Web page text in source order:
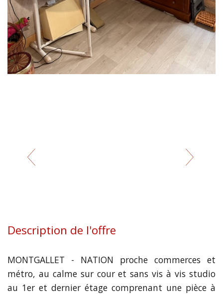
Description de l'offre
MONTGALLET - NATION proche commerces et
métro, au calme sur cour et sans vis à vis studio
au 1er et dernier étage comprenant une pièce à